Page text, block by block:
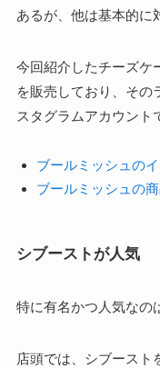
あるが、他は基本的に
今回紹介したチーズケ
を販売しており、その
スタグラムアカウント
ブールミッシュの
ブールミッシュの
シブーストが人気
特に有名かつ人気なの
店頭では、シブースト